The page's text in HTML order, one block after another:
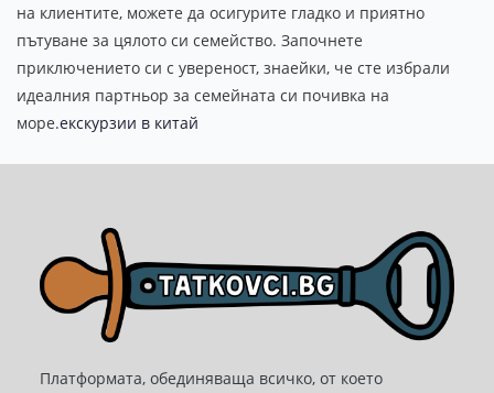
на клиентите, можете да осигурите гладко и приятно
пътуване за цялото си семейство. Започнете
приключението си с увереност, знаейки, че сте избрали
идеалния партньор за семейната си почивка на
море.екскурзии в китай
Платформата, обединяваща всичко, от което